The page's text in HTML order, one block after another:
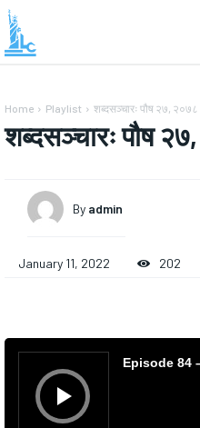
Home Playlist शब्दसञ्चारः पौष २७, २०७८
शब्दसञ्चारः पौष
By admin
January 11, 2022 202
A
Episode 84